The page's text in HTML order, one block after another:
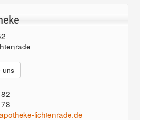
uns
lichtenrade.de